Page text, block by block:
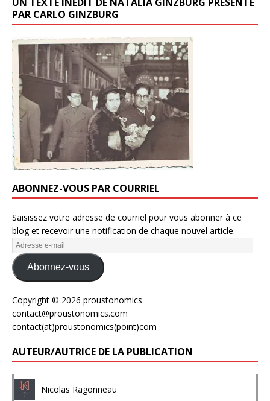
PAR CARLO GINZBURG
ABONNEZ-VOUS PAR COURRIEL
Saisissez votre adresse de courriel pour vous abonner à ce
blog et recevoir une notification de chaque nouvel article.
Abonnez-vous
Copyright © 2026 proustonomics
contact@proustonomics.com
contact(at)proustonomics(point)com
AUTEUR/AUTRICE DE LA PUBLICATION
Nicolas Ragonneau